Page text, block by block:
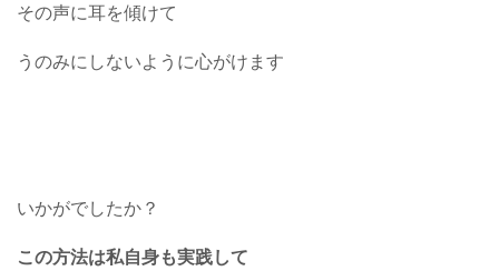
その声に耳を傾けて
うのみにしないように心がけます
いかがでしたか？
この方法は私自身も実践して